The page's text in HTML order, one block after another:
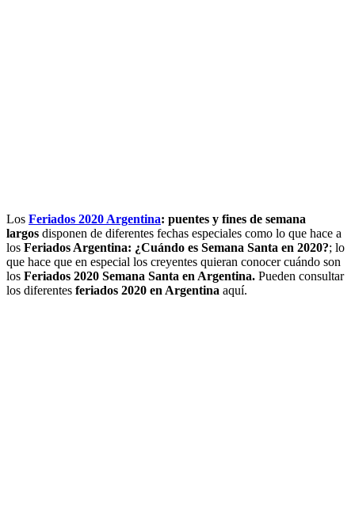
Los Feriados 2020 Argentina: puentes y fines de semana
largos disponen de diferentes fechas especiales como lo que hace a
los Feriados Argentina: ¿Cuándo es Semana Santa en 2020?; lo
que hace que en especial los creyentes quieran conocer cuándo son
los Feriados 2020 Semana Santa en Argentina. Pueden consultar
los diferentes feriados 2020 en Argentina aquí.